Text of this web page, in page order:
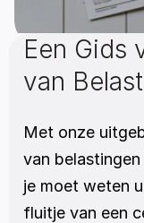
Een Gids
van
Met onze
van
je moet weten
fluitje van een